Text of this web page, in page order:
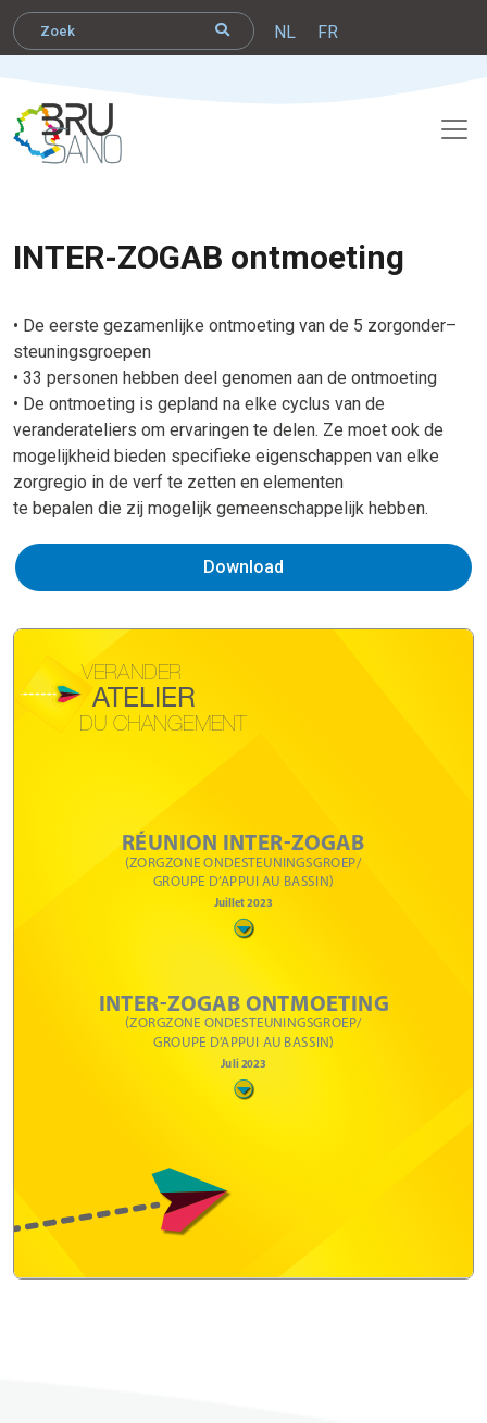
NL FR
INTER-ZOGAB ontmoeting
• De eerste gezamenlijke ontmoeting van de 5 zorgonder–
steuningsgroepen
• 33 personen hebben deel genomen aan de ontmoeting
• De ontmoeting is gepland na elke cyclus van de
veranderateliers om ervaringen te delen. Ze moet ook de
mogelijkheid bieden specifieke eigenschappen van elke
zorgregio in de verf te zetten en elementen
te bepalen die zij mogelijk gemeenschappelijk hebben.
Download